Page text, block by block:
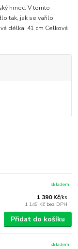
hrnec. V tomto
tak, jak se vařilo
délka: 41 cm Celková
1 390 Kč/ks
1 149 Kč bez DPH
skladem
Přidat do košíku
skladem